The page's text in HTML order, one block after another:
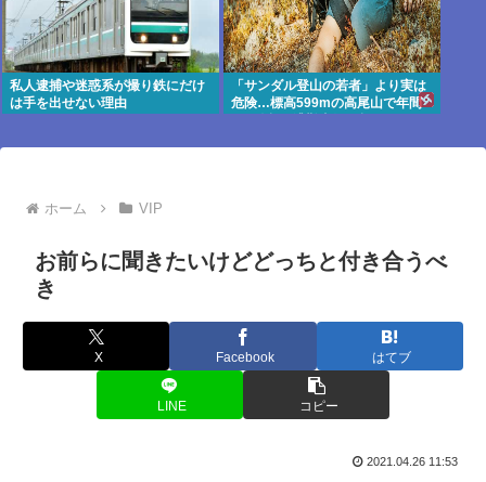
私人逮捕や迷惑系が撮り鉄にだけ
は手を出せない理由
「サンダル登山の若者」より実は
危険…標高599mの高尾山で年間
ホーム VIP
お前らに聞きたいけどどっちと付き合うべ
き
X Facebook はてブ
LINE コピー
2021.04.26 11:53